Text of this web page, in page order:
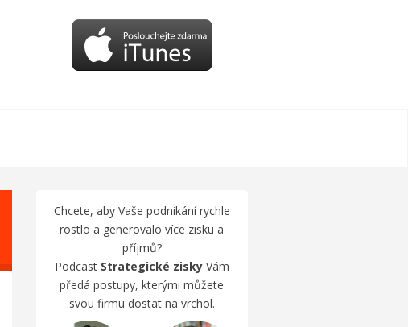
Chcete, aby Vaše podnikání rychle
rostlo a generovalo více zisku a
příjmů?
Podcast Strategické ziskyVám
předá postupy, kterými můžete
svou firmu dostat na vrchol.